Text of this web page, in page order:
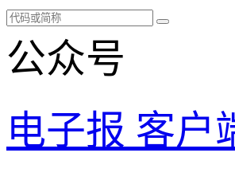
公众号
电子报 客户